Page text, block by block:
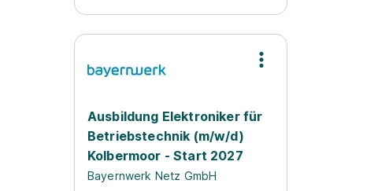
Ausbildung Elektroniker für
Betriebstechnik (m/w/d)
Kolbermoor - Start 2027
Bayernwerk Netz GmbH